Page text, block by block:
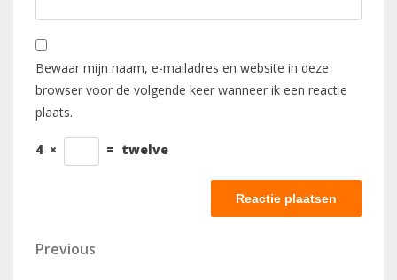
Bewaar mijn naam, e-mailadres en website in deze
browser voor de volgende keer wanneer ik een reactie
plaats.
4 × = twelve
Berichtnavigatie
Previous
Previous